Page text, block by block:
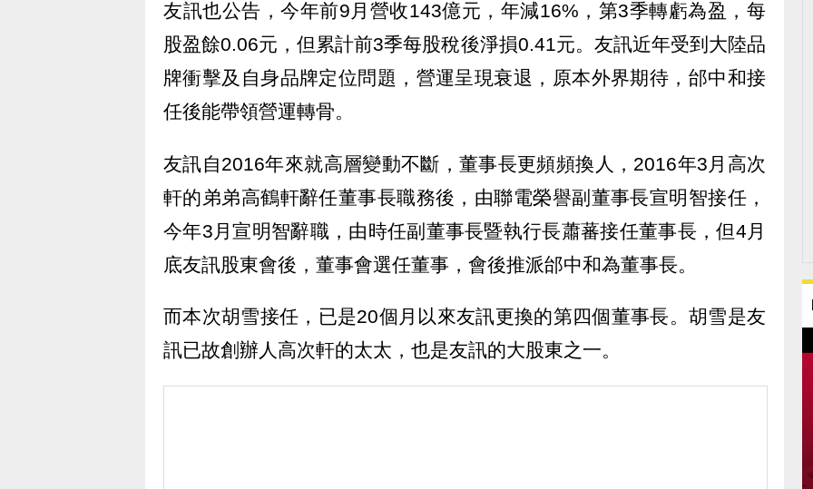
友訊也公告，今年前9月營收143億元，年減16%，第3季轉虧為盈，每
股盈餘0.06元，但累計前3季每股稅後淨損0.41元。友訊近年受到大陸品
牌衝擊及自身品牌定位問題，營運呈現衰退，原本外界期待，邰中和接
任後能帶領營運轉骨。
友訊自2016年來就高層變動不斷，董事長更頻頻換人，2016年3月高次
軒的弟弟高鶴軒辭任董事長職務後，由聯電榮譽副董事長宣明智接任，
今年3月宣明智辭職，由時任副董事長暨執行長蕭蕃接任董事長，但4月
底友訊股東會後，董事會選任董事，會後推派邰中和為董事長。
而本次胡雪接任，已是20個月以來友訊更換的第四個董事長。胡雪是友
訊已故創辦人高次軒的太太，也是友訊的大股東之一。